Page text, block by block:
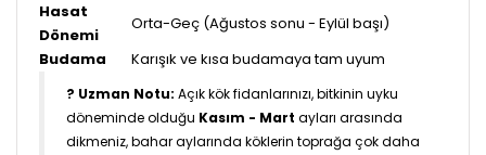
Hasat
Dönemi
Orta-Geç (Ağustos sonu - Eylül başı)
Budama
Karışık ve kısa budamaya tam uyum
? Uzman Notu: Açık kök fidanlarınızı, bitkinin uyku
döneminde olduğu Kasım - Mart ayları arasında
dikmeniz, bahar aylarında köklerin toprağa çok daha